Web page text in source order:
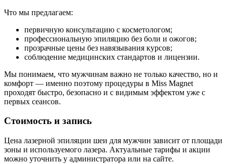
Что мы предлагаем:
первичную консультацию с косметологом;
профессиональную эпиляцию без боли и ожогов;
прозрачные цены без навязывания курсов;
соблюдение медицинских стандартов и лицензии.
Мы понимаем, что мужчинам важно не только качество, но и
комфорт — именно поэтому процедуры в Miss Magnet
проходят быстро, безопасно и с видимым эффектом уже с
первых сеансов.
Стоимость и запись
Цена лазерной эпиляции шеи для мужчин зависит от площади
зоны и используемого лазера. Актуальные тарифы и акции
можно уточнить у администратора или на сайте.